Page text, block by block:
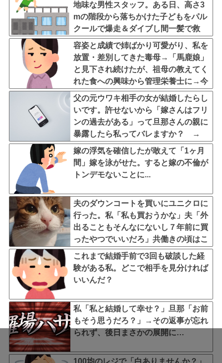
地味な男性スタッフ。ある日、高さ3
mの階段から落ちかけた子どもをパル
クールで爆走＆ダイブし間一髪で救
出！職場の手のひら返しと評価爆上げ
が凄まじかったｗｗ
容姿と成績で姉ばかり可愛がり、私を
放置・差別してきた毒母→「馬鹿娘」
と見下され続けたが、祖母の教えてく
れた食への興味から管理栄養士に→今
はニート化した姉と毒母に幸せな姿を
見せつけてるｗｗｗ
父の元ウワキ相手の女が結婚したらし
いです。許せないから「嫁さんはフリ
ンの過去がある」って旦那さんの親に
暴露したら私ってバレますか？ →
暴露しちゃった結果wwwwww..
嫁の浮気を確信したが敢えて「1ヶ月
間」嫁を泳がせた。すると嫁の不倫が
トンデモないことに...
夫のダウンコートを買いにユニクロに
行った。私「私も買おうかな」夫「外
出ることもそんなにないし７年前に買
ったやつでいいだろ」共働きの頃はこ
んな人じゃなかったのに・・・
これまで結婚手前で3回も破談した経
験がある私。どこで相手を見分ければ
いいんだ？
私「私と結婚して幸せ？」旦那「お前
もそう思うだろ？」→その返事が忘れ
られず、後日まさかの展開に…